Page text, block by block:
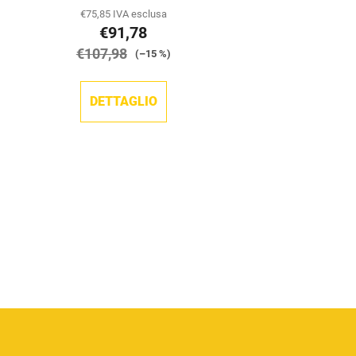
€75,85 IVA esclusa
€91,78
€107,98 (–15 %)
DETTAGLIO